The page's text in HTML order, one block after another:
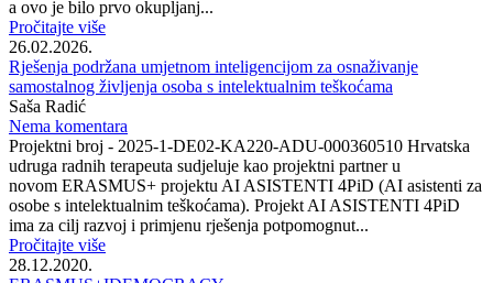
a ovo je bilo prvo okupljanj...
Pročitajte više
26.02.2026.
Rješenja podržana umjetnom inteligencijom za osnaživanje
samostalnog življenja osoba s intelektualnim teškoćama
Saša Radić
Nema komentara
Projektni broj - 2025-1-DE02-KA220-ADU-000360510 Hrvatska
udruga radnih terapeuta sudjeluje kao projektni partner u
novom ERASMUS+ projektu AI ASISTENTI 4PiD (AI asistenti za
osobe s intelektualnim teškoćama). Projekt AI ASISTENTI 4PiD
ima za cilj razvoj i primjenu rješenja potpomognut...
Pročitajte više
28.12.2020.